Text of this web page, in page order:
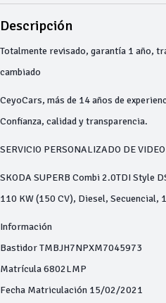
Descripción
Totalmente revisado, garantía 1 año,
cambiado
CeyoCars, más de 14 años de
Confianza, calidad y transparencia.
SERVICIO PERSONALIZADO DE
SKODA SUPERB Combi 2.0TDI Style
110 KW (150 CV), Diesel, Secuencial,
Información
Bastidor TMBJH7NPXM7045973
Matrícula 6802LMP
Fecha Matriculación 15/02/2021